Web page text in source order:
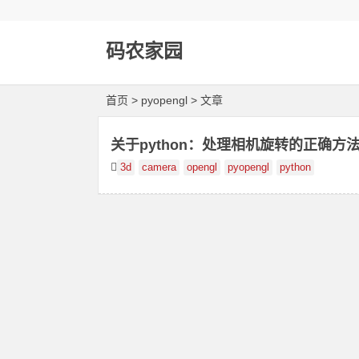
码农家园
首页 > pyopengl > 文章
关于python：处理相机旋转的正确方
3d camera opengl pyopengl python